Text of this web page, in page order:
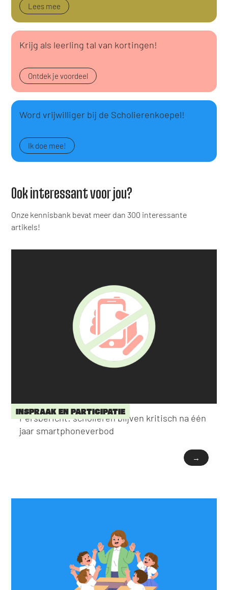
Lees mee
Krijg als leerling tal van kortingen!
Ontdek je voordeel
Word vrijwilliger bij de Scholierenkoepel!
Ik doe mee!
Ook interessant voor jou?
Onze kennisbank bevat meer dan 300 interessante
artikels!
INSPRAAK EN PARTICIPATIE
Persbericht: scholieren blijven kritisch na één
jaar smartphoneverbod
→